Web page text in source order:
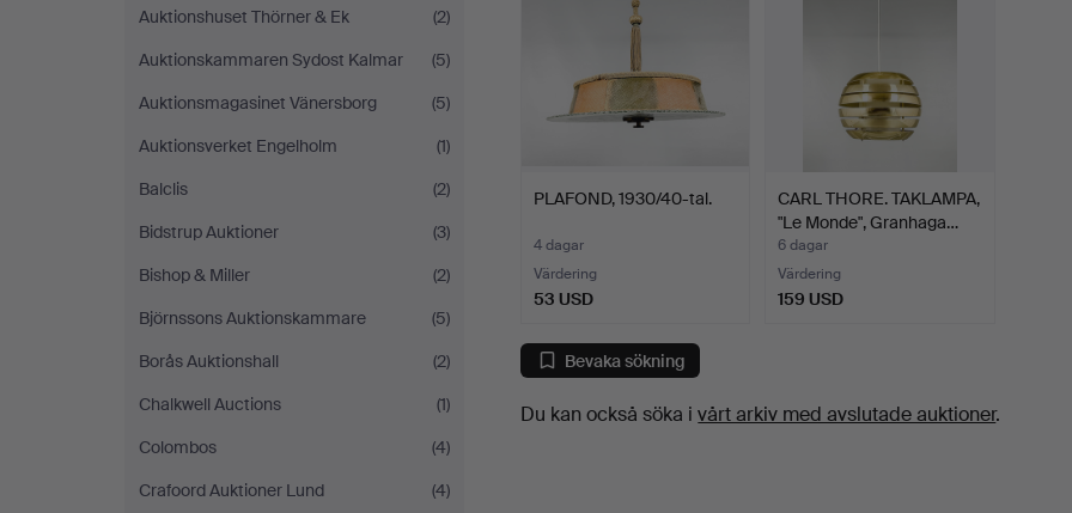
Auktionshuset Thörner & Ek
(2)
Auktionskammaren Sydost Kalmar
(5)
Auktionsmagasinet Vänersborg
(5)
Auktionsverket Engelholm
(1)
Balclis
(2)
Bidstrup Auktioner
(3)
Bishop & Miller
(2)
Björnssons Auktionskammare
(5)
Borås Auktionshall
(2)
Chalkwell Auctions
(1)
Colombos
(4)
Crafoord Auktioner Lund
(4)
PLAFOND, 1930/40-tal.
4 dagar
Värdering
53 USD
CARL THORE. TAKLAMPA,
"Le Monde", Granhaga…
6 dagar
Värdering
159 USD
Bevaka sökning
Du kan också söka ivårt arkiv med avslutade auktioner.